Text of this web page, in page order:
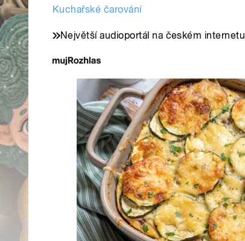
Kuchařské čarování
Největší audioportál na českém internetu